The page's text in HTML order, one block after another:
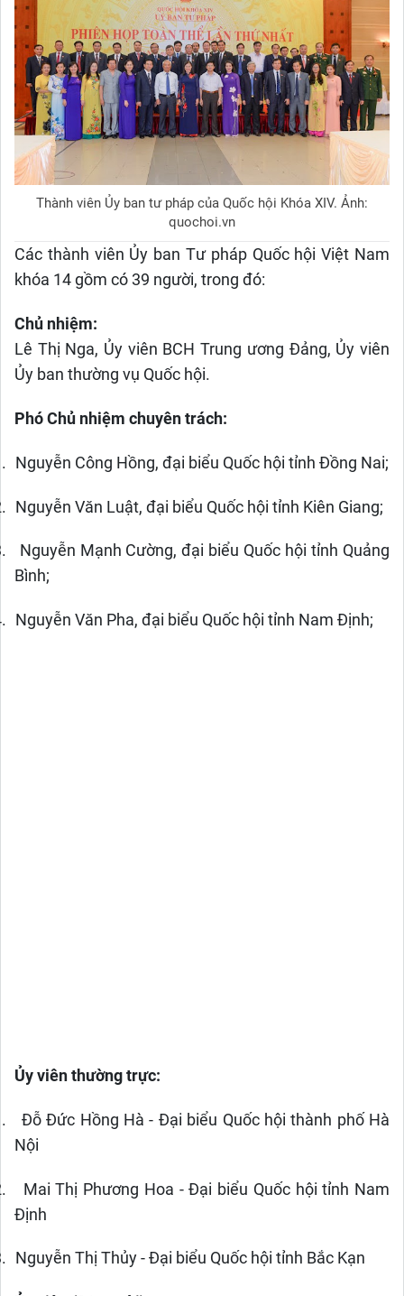
Thành viên Ủy ban tư pháp của Quốc hội Khóa XIV. Ảnh:
quochoi.vn
Các thành viên Ủy ban Tư pháp Quốc hội Việt Nam
khóa 14 gồm có 39 người, trong đó:
Chủ nhiệm:
Lê Thị Nga, Ủy viên BCH Trung ương Đảng, Ủy viên
Ủy ban thường vụ Quốc hội.
Phó Chủ nhiệm chuyên trách:
Nguyễn Công Hồng, đại biểu Quốc hội tỉnh Đồng Nai;
Nguyễn Văn Luật, đại biểu Quốc hội tỉnh Kiên Giang;
Nguyễn Mạnh Cường, đại biểu Quốc hội tỉnh Quảng
Bình;
Nguyễn Văn Pha, đại biểu Quốc hội tỉnh Nam Định;
Ủy viên thường trực:
Đỗ Đức Hồng Hà - Đại biểu Quốc hội thành phố Hà
Nội
Mai Thị Phương Hoa - Đại biểu Quốc hội tỉnh Nam
Định
Nguyễn Thị Thủy - Đại biểu Quốc hội tỉnh Bắc Kạn